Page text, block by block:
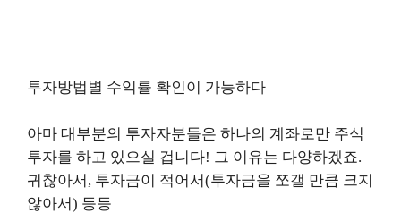
투자방법별 수익률 확인이 가능하다
아마 대부분의 투자자분들은 하나의 계좌로만 주식
투자를 하고 있으실 겁니다! 그 이유는 다양하겠죠.
귀찮아서, 투자금이 적어서(투자금을 쪼갤 만큼 크지
않아서) 등등